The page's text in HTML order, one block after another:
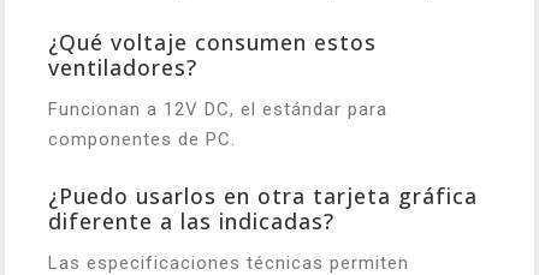
¿Qué voltaje consumen estos
ventiladores?
Funcionan a 12V DC, el estándar para
componentes de PC.
¿Puedo usarlos en otra tarjeta gráfica
diferente a las indicadas?
Las especificaciones técnicas permiten